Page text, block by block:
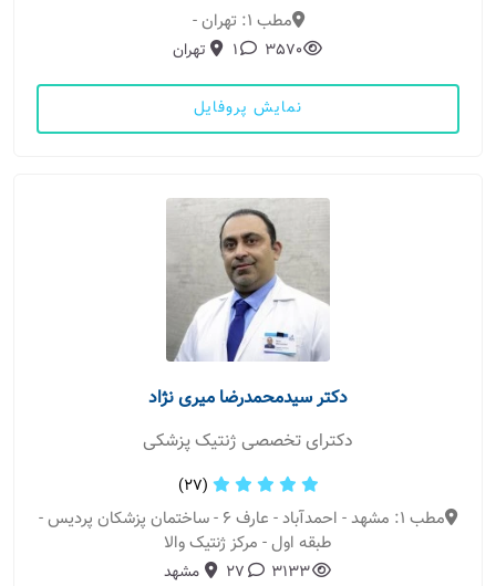
مطب 1: تهران -
3570
1 تهران
نمایش پروفایل
دکتر سیدمحمدرضا میری نژاد
دکترای تخصصی ژنتیک پزشکی
(27)
مطب 1: مشهد - احمدآباد - عارف 6 - ساختمان پزشکان پردیس -
طبقه اول - مرکز ژنتیک والا
3133
27 مشهد